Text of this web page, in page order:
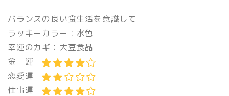
バランスの良い食生活を意識して
ラッキーカラー：水色
幸運のカギ：大豆食品
金 運
恋愛運
仕事運